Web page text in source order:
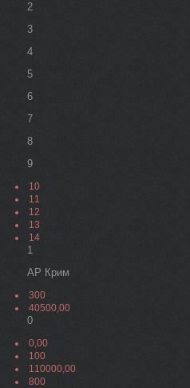
2
3
4
5
6
7
8
9
10
11
12
13
14
1
АР Крим
300
40500,00
0
0,00
100
110000,00
800